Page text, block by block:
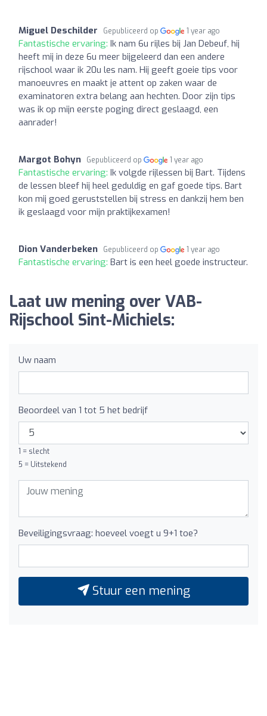
Miguel Deschilder Gepubliceerd op 1 year ago
Fantastische ervaring: Ik nam 6u rijles bij Jan Debeuf, hij
heeft mij in deze 6u meer bijgeleerd dan een andere
rijschool waar ik 20u les nam. Hij geeft goeie tips voor
manoeuvres en maakt je attent op zaken waar de
examinatoren extra belang aan hechten. Door zijn tips
was ik op mijn eerste poging direct geslaagd, een
aanrader!
Margot Bohyn Gepubliceerd op 1 year ago
Fantastische ervaring: Ik volgde rijlessen bij Bart. Tijdens
de lessen bleef hij heel geduldig en gaf goede tips. Bart
kon mij goed geruststellen bij stress en dankzij hem ben
ik geslaagd voor mijn praktijkexamen!
Dion Vanderbeken Gepubliceerd op 1 year ago
Fantastische ervaring: Bart is een heel goede instructeur.
Laat uw mening over VAB-
Rijschool Sint-Michiels:
Uw naam
Beoordeel van 1 tot 5 het bedrijf
1 = slecht
5 = Uitstekend
Beveiligingsvraag: hoeveel voegt u 9+1 toe?
Stuur een mening